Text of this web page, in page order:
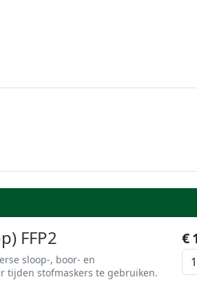
€
FFP2
sloop-, boor- en
tijden stofmaskers te gebruiken.